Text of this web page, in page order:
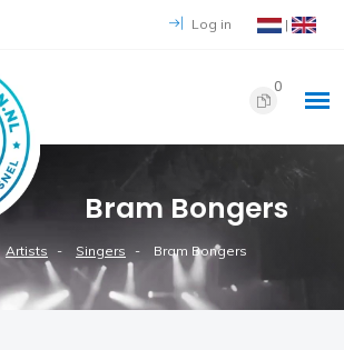
Log in |
0
Bram Bongers
Artists Singers Bram Bongers